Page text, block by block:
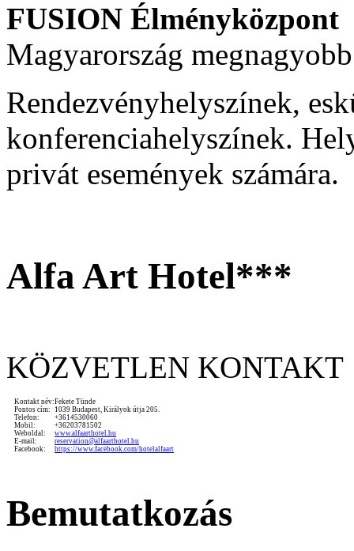
FUSION Élményközpont
Magyarország
Rendezvényhelyszínek,
konferenciahelyszínek.
privát események számára.
Alfa Art Hotel***
KÖZVETLEN KONTAKT
Kontakt név:Fekete Tünde
Pontos cím:
1039 Budapest, Királyok útja 205.
Telefon:
+3614530060
Mobil:
+36203781502
Weboldal:
www.alfaarthotel.hu
E-mail:
reservation@alfaarthotel.hu
Facebook:
https://www.facebook.com/hotelalfaart
Bemutatkozás